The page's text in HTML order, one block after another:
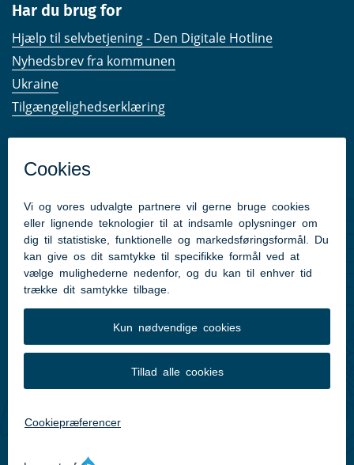
Har du brug for
Hjælp til selvbetjening - Den Digitale Hotline
Nyhedsbrev fra kommunen
Ukraine
Tilgængelighedserklæring
Følg os på Facebook
Pressekontakt
Følg med
Instagram
LinkedIn
Translate